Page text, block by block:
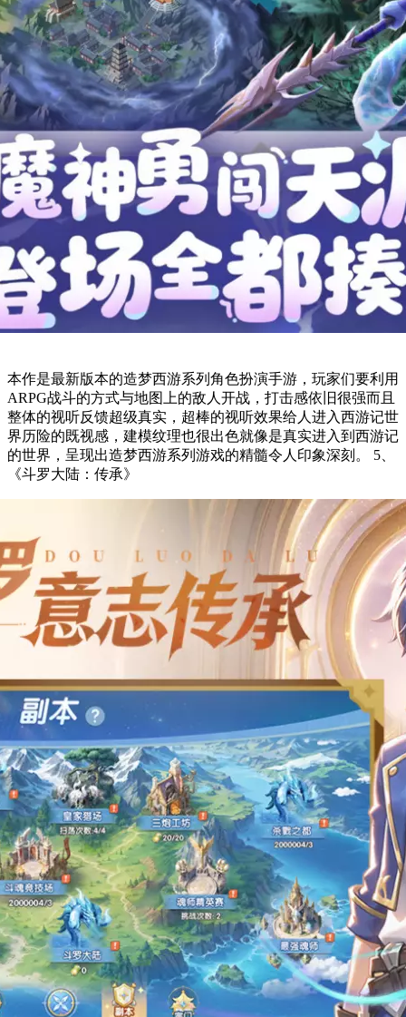
本作是最新版本的造梦西游系列角色扮演手游，玩家们要利用
ARPG战斗的方式与地图上的敌人开战，打击感依旧很强而且
整体的视听反馈超级真实，超棒的视听效果给人进入西游记世
界历险的既视感，建模纹理也很出色就像是真实进入到西游记
的世界，呈现出造梦西游系列游戏的精髓令人印象深刻。 5、
《斗罗大陆：传承》